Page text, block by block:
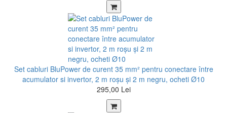
Set cabluri BluPower de curent 35 mm² pentru conectare între
acumulator si invertor, 2 m roșu şi 2 m negru, ocheti Ø10
295,00 Lei